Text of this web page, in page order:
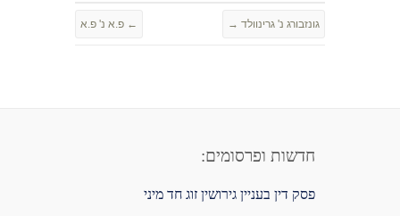
← פ.א נ' פ.א גונזבורג נ' גרינוולד →
חדשות ופרסומים:
פסק דין בעניין גירושין זוג חד מיני